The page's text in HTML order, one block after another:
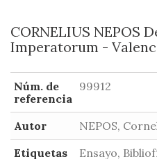
CORNELIUS NEPOS
Imperatorum -
Núm. de
referencia
99912
Autor
NEPOS,
Etiquetas
Ensayo,